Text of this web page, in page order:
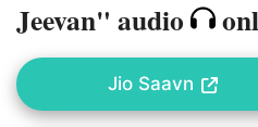
Jeevan" audio
Jio Saavn